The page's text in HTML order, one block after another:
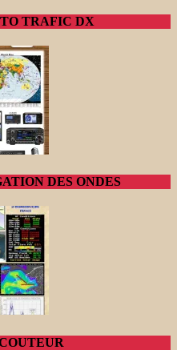
TRAFIC DX
DES ONDES